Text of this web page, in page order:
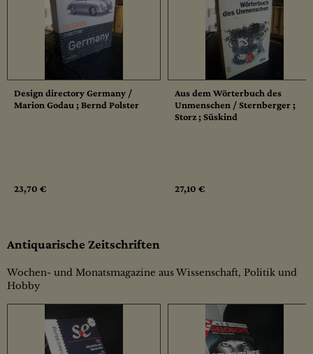
Design directory Germany /
Marion Godau ; Bernd Polster
23,70 €
Aus dem Wörterbuch des
Unmenschen / Sternberger ;
Storz ; Süskind
27,10 €
Antiquarische Zeitschriften
Wochen- und Monatsmagazine aus Wissenschaft, Politik und
Hobby